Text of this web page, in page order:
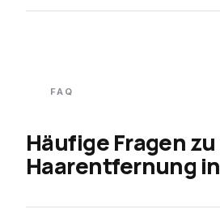
FAQ
Häufige Fragen zu
Haarentfernung in